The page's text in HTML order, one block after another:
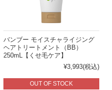
バンブー モイスチャライジング
ヘアトリートメント（BB）
250mL【くせ毛ケア】
¥3,993(税込)
OUT OF STOCK